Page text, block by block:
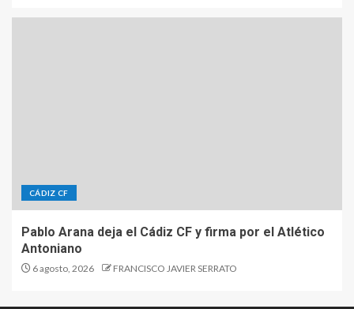
CÁDIZ CF
Pablo Arana deja el Cádiz CF y firma por el Atlético
Antoniano
6 agosto, 2026 FRANCISCO JAVIER SERRATO